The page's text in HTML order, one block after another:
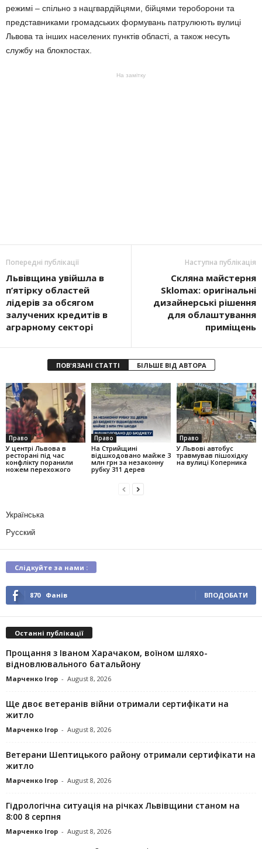
режимі – спільно з нацгвардійцями, бійцями тероборони та
представниками громадських формувань патрулюють вулиці
Львова та інших населених пунктів області, а також несуть
службу на блокпостах.
На замітку
Попередні публікації
Львівщина увійшла в
п’ятірку областей
лідерів за обсягом
залучених кредитів в
аграрному секторі
Наступна публікація
Скляна майстерня
Sklomax: оригінальні
дизайнерські рішення
для облаштування
приміщень
ПОВ'ЯЗАНІ СТАТТІ БІЛЬШЕ ВІД АВТОРА
Право
У центрі Львова в
ресторані під час
конфлікту поранили
ножем перехожого
Право
На Стрийщині
відшкодовано майже 3
млн грн за незаконну
рубку 311 дерев
Право
У Львові автобус
травмував пішохідку
на вулиці Коперника
Українська
Русский
Слідкуйте за нами :
870 Фанів ВПОДОБАТИ
Останні публікації
Прощання з Іваном Харачаком, воїном шляхо-
відновлювального батальйону
Марченко Ігор - August 8, 2026
Ще двоє ветеранів війни отримали сертифікати на
житло
Марченко Ігор - August 8, 2026
Ветерани Шептицького району отримали сертифікати на
житло
Марченко Ігор - August 8, 2026
Гідрологічна ситуація на річках Львівщини станом на
8:00 8 серпня
Марченко Ігор - August 8, 2026